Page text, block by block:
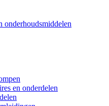
onderhoudsmiddelen
en onderdelen